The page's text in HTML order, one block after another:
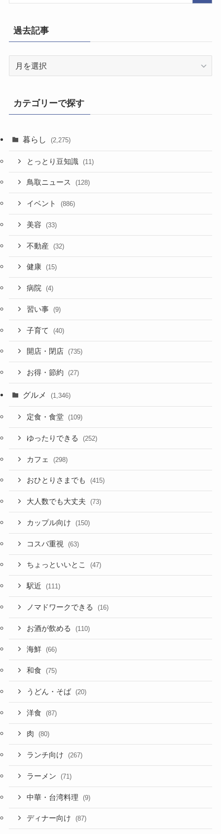
過去記事
カテゴリーで探す
暮らし (2,275)
とっとり豆知識 (11)
鳥取ニュース (128)
イベント (886)
美容 (33)
不動産 (32)
健康 (15)
病院 (4)
習い事 (9)
子育て (40)
開店・閉店 (735)
お得・節約 (27)
グルメ (1,346)
定食・食堂 (109)
ゆったりできる (252)
カフェ (298)
おひとりさまでも (415)
大人数でも大丈夫 (73)
カップル向け (150)
コスパ重視 (63)
ちょっといいとこ (47)
駅近 (111)
ノマドワークできる (16)
お酒が飲める (110)
海鮮 (66)
和食 (75)
うどん・そば (20)
洋食 (87)
肉 (80)
ランチ向け (267)
ラーメン (71)
中華・台湾料理 (9)
ディナー向け (87)